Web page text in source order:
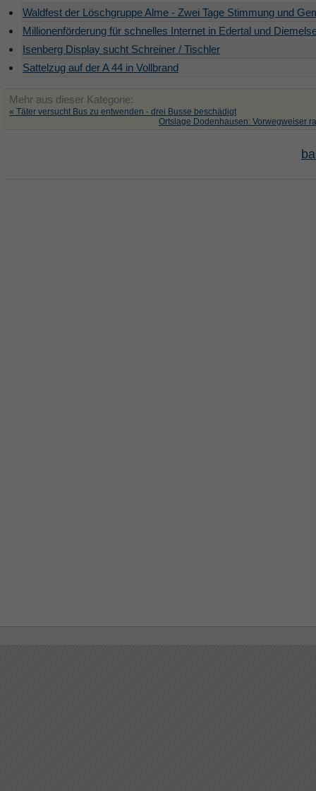
Waldfest der Löschgruppe Alme - Zwei Tage Stimmung und
Millionenförderung für schnelles Internet in Edertal und
Isenberg Display sucht Schreiner / Tischler
Sattelzug auf der A 44 in Vollbrand
Mehr aus dieser Kategorie:
« Täter versucht Bus zu entwenden - drei Busse beschädigt
Ortslage Dodenhausen: Vorwegweiser